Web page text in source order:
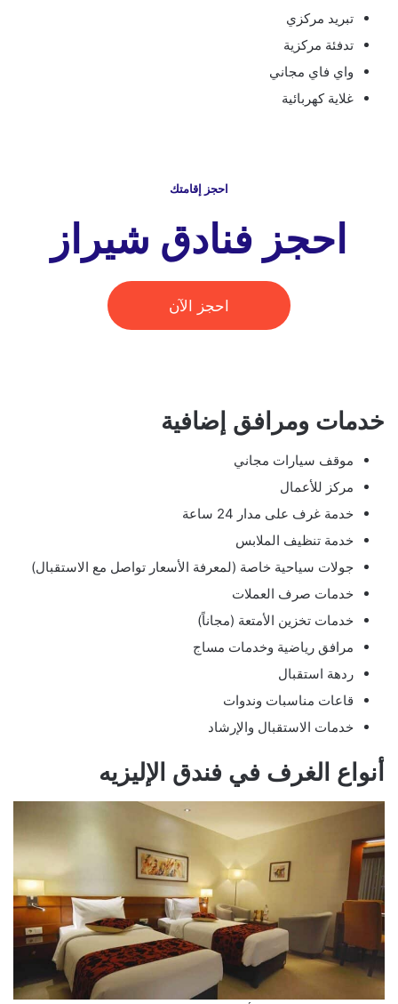
تبريد مركزي
تدفئة مركزية
واي فاي مجاني
غلاية كهربائية
احجز إقامتك
احجز فنادق شيراز
احجز الآن
خدمات ومرافق إضافية
موقف سيارات مجاني
مركز للأعمال
خدمة غرف على مدار 24 ساعة
خدمة تنظيف الملابس
جولات سياحية خاصة (لمعرفة الأسعار تواصل مع الاستقبال)
خدمات صرف العملات
خدمات تخزين الأمتعة (مجاناً)
مرافق رياضية وخدمات مساج
ردهة استقبال
قاعات مناسبات وندوات
خدمات الاستقبال والإرشاد
أنواع الغرف في فندق الإليزيه